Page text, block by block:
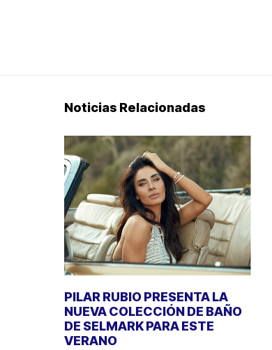
Noticias Relacionadas
PILAR RUBIO PRESENTA LA
NUEVA COLECCIÓN DE BAÑO
DE SELMARK PARA ESTE
VERANO